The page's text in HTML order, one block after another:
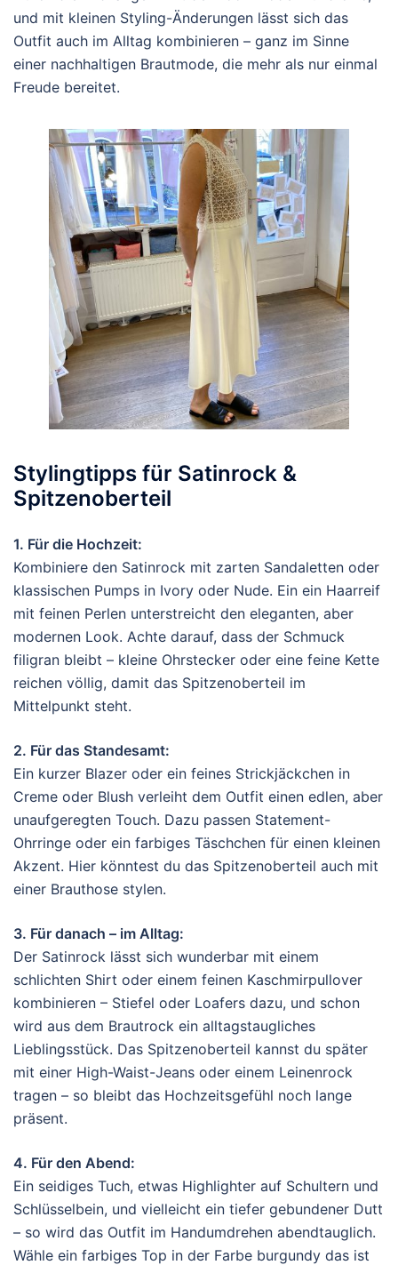
und mit kleinen Styling-Änderungen lässt sich das
Outfit auch im Alltag kombinieren – ganz im Sinne
einer nachhaltigen Brautmode, die mehr als nur einmal
Freude bereitet.
Stylingtipps für Satinrock &
Spitzenoberteil
1. Für die Hochzeit:
Kombiniere den Satinrock mit zarten Sandaletten oder
klassischen Pumps in Ivory oder Nude. Ein ein Haarreif
mit feinen Perlen unterstreicht den eleganten, aber
modernen Look. Achte darauf, dass der Schmuck
filigran bleibt – kleine Ohrstecker oder eine feine Kette
reichen völlig, damit das Spitzenoberteil im
Mittelpunkt steht.
2. Für das Standesamt:
Ein kurzer Blazer oder ein feines Strickjäckchen in
Creme oder Blush verleiht dem Outfit einen edlen, aber
unaufgeregten Touch. Dazu passen Statement-
Ohrringe oder ein farbiges Täschchen für einen kleinen
Akzent. Hier könntest du das Spitzenoberteil auch mit
einer Brauthose stylen.
3. Für danach – im Alltag:
Der Satinrock lässt sich wunderbar mit einem
schlichten Shirt oder einem feinen Kaschmirpullover
kombinieren – Stiefel oder Loafers dazu, und schon
wird aus dem Brautrock ein alltagstaugliches
Lieblingsstück. Das Spitzenoberteil kannst du später
mit einer High-Waist-Jeans oder einem Leinenrock
tragen – so bleibt das Hochzeitsgefühl noch lange
präsent.
4. Für den Abend:
Ein seidiges Tuch, etwas Highlighter auf Schultern und
Schlüsselbein, und vielleicht ein tiefer gebundener Dutt
– so wird das Outfit im Handumdrehen abendtauglich.
Wähle ein farbiges Top in der Farbe burgundy das ist